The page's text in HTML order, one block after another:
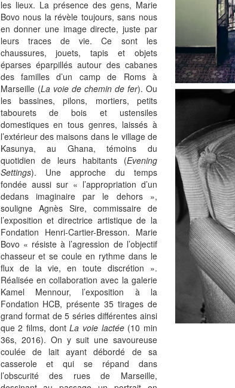
les lieux. La présence des gens, Marie
Bovo nous la révèle toujours, sans nous
en donner une image directe, juste par
leurs traces de vie. Ce sont les
chaussures, jouets, tapis et objets
éparses éparpillés autour des cabanes
des familles d’un camp de Roms à
Marseille (La voie de chemin de fer). Ou
les bassines, pilons, mortiers, petits
tabourets de bois et ustensiles
domestiques en tous genres, laissés à
l’extérieur des maisons dans le village de
Kasunya, au Ghana, témoins du
quotidien de leurs habitants (Evening
Settings). Une approche du temps
fondée aussi sur « l’appropriation d’un
dedans imaginaire par le dehors »,
souligne Agnès Sire, commissaire de
l’exposition et directrice artistique de la
Fondation Henri-Cartier-Bresson. Marie
Bovo « résiste à l’agression de l’objectif
chasseur et se coule en rythme dans le
flux de la vie, en toute discrétion ».
Réalisée en collaboration avec la galerie
Kamel Mennour, l’exposition à la
Fondation HCB, présente 35 tirages de
grand format de 5 séries différentes ainsi
que 2 films, dontLa voie lactée(10 min
36s, 2016). On y suit une savoureuse
coulée de lait ayant débordé de sa
casserole et qui se répand dans
l’obscurité des rues de Marseille,